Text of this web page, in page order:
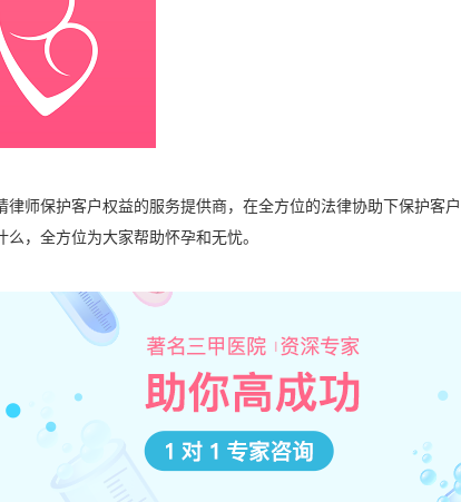
保护客户权益的服务提供商，在全方位的法律协助下保护客
，全方位为大家帮助怀孕和无忧。